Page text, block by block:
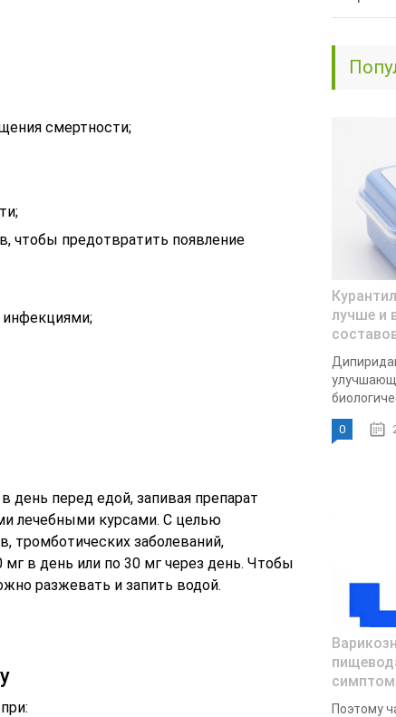
смертности;
чтобы предотвратить появление
инфекциями;
день перед едой, запивая препарат
лечебными курсами. С целью
тромботических заболеваний,
в день или по 30 мг через день. Чтобы
разжевать и запить водой.
лучше и
0
Поэтому